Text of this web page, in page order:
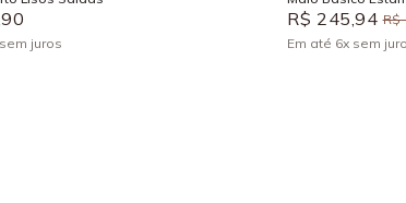
90
sem juros
R$ 245,94 R$
Em até 6x sem